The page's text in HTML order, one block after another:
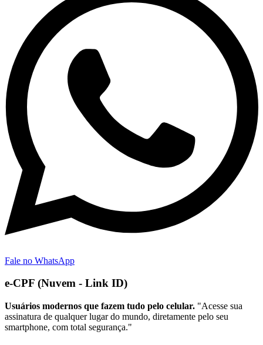
Fale no WhatsApp
e-CPF (Nuvem - Link ID)
Usuários modernos que fazem tudo pelo celular. "Acesse sua
assinatura de qualquer lugar do mundo, diretamente pelo seu
smartphone, com total segurança."